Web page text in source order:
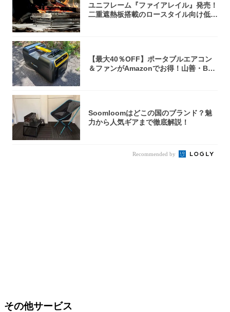
ユニフレーム『ファイアレイル』発売！
二重遮熱板搭載のロースタイル向け低型
【最大40％OFF】ポータブルエアコン
＆ファンがAmazonでお得！山善・Bo
Soomloomはどこの国のブランド？魅
力から人気ギアまで徹底解説！
Recommended by
その他サービス